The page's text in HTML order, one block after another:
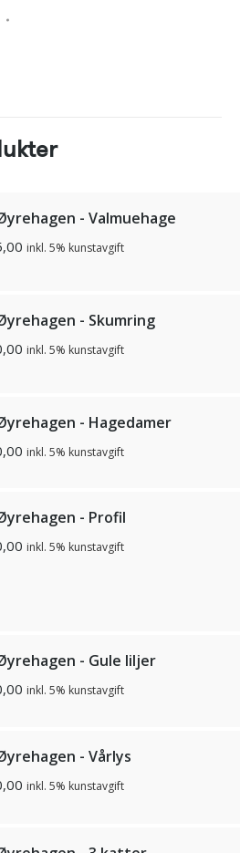
- Valmuehage
inkl. 5% kunstavgift
- Skumring
inkl. 5% kunstavgift
- Hagedamer
inkl. 5% kunstavgift
- Profil
inkl. 5% kunstavgift
- Gule liljer
inkl. 5% kunstavgift
- Vårlys
inkl. 5% kunstavgift